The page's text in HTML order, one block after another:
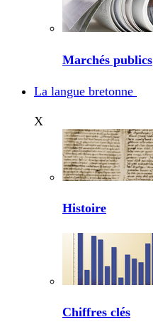
Marchés publics
La langue bretonne
X
Histoire
Chiffres clés